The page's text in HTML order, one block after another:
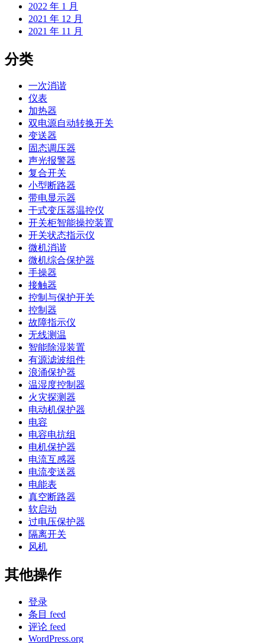
2022 年 1 月
2021 年 12 月
2021 年 11 月
分类
一次消谐
仪表
加热器
双电源自动转换开关
变送器
固态调压器
声光报警器
复合开关
小型断路器
带电显示器
干式变压器温控仪
开关柜智能操控装置
开关状态指示仪
微机消谐
微机综合保护器
手操器
接触器
控制与保护开关
控制器
故障指示仪
无线测温
智能除湿装置
有源滤波组件
浪涌保护器
温湿度控制器
火灾探测器
电动机保护器
电容
电容电抗组
电机保护器
电流互感器
电流变送器
电能表
真空断路器
软启动
过电压保护器
隔离开关
风机
其他操作
登录
条目 feed
评论 feed
WordPress.org